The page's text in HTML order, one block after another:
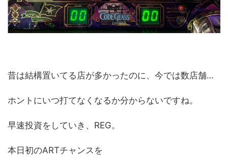
昔は結構置いてる店が多かったのに、今では数店舗…
ホントにいつ打てなくなるか分からないですね。
早速投資をしていき、REG。
本日初のARTチャンスを